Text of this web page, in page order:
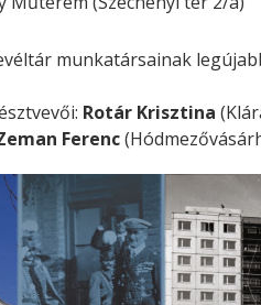
munkatársainak
Rotár Krisztina
Ferenc